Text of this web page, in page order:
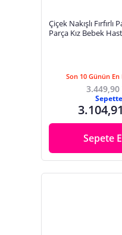
Çiçek Nakışlı Fırfırlı
Parça Kız Bebek
Son 10 Günün En
3.449,90
Sepette
Sepete